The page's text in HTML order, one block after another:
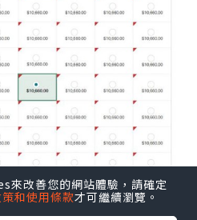
改善您的網站體驗，請確定
和使用條款才可繼續瀏覽。